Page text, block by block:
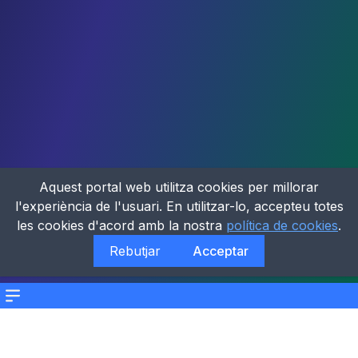
Menu
Aquest portal web utilitza cookies per millorar
l'experiència de l'usuari. En utilitzar-lo, accepteu totes
les cookies d'acord amb la nostra política de cookies.
Rebutjar
Acceptar